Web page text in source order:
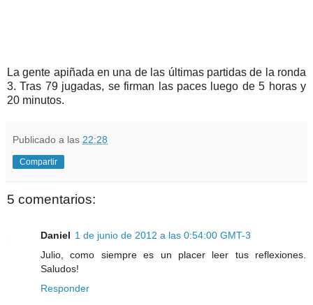
La gente apiñada en una de las últimas partidas de la ronda
3. Tras 79 jugadas, se firman las paces luego de 5 horas y
20 minutos.
Publicado a las 22:28
Compartir
5 comentarios:
Daniel 1 de junio de 2012 a las 0:54:00 GMT-3
Julio, como siempre es un placer leer tus reflexiones.
Saludos!
Responder